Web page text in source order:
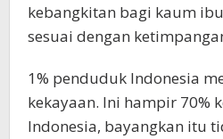
kebangkitan bagi kaum
sesuai dengan
1% penduduk Indonesia
kekayaan. Ini hampir 70%
Indonesia, bayangkan itu